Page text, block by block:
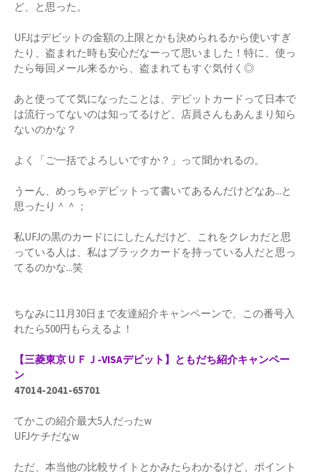
ど、と思った。
UFJはデビットの金額の上限とかも決められるから使いすぎ
たり、盗まれた時も安心だなーって思いました！特に、使っ
たら毎回メール来るから、盗まれてもすぐ気付く◎
あと使ってて気になったことは、デビットカードって日本で
は流行ってないのは知ってるけど、店員さんもあんまり知ら
ないのかな？
よく「ご一括でよろしいですか？」って聞かれるの。
うーん、めっちゃデビットって書いてあるんだけどなあ...と
思ったり＾＾；
私UFJの黒のカードににしたんだけど、これをクレカだと思
っている人は、私はブラックカードを持っている人だと思っ
てるのかな...笑
ちなみに11月30日まで友達紹介キャンペーンで、この番号入
れたら500円もらえるよ！
【三菱東京ＵＦＪ-VISAデビット】ともだち紹介キャンペー
ン
47014-2041-65701
てかこの紹介最大5人だったw
UFJケチだなw
ただ、本当他の比較サイトとかみたらわかるけど、ポイント